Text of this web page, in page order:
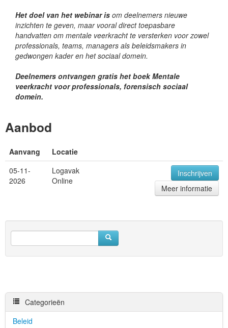
Het doel van het webinar is om deelnemers nieuwe
inzichten te geven, maar vooral direct toepasbare
handvatten om mentale veerkracht te versterken voor zowel
professionals, teams, managers als beleidsmakers in
gedwongen kader en het sociaal domein.
Deelnemers ontvangen gratis het boekMentale
veerkracht voor professionals, forensisch sociaal
domein.
Aanbod
Aanvang
Locatie
05-11-
2026
Logavak
Online
Inschrijven
Meer informatie
Categorieën
Beleid